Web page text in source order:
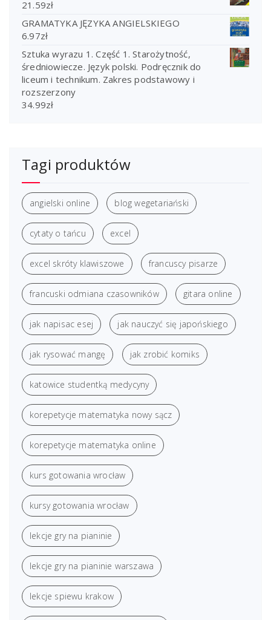
21.59zł
GRAMATYKA JĘZYKA ANGIELSKIEGO
6.97zł
Sztuka wyrazu 1. Część 1. Starożytność,
średniowiecze. Język polski. Podręcznik do
liceum i technikum. Zakres podstawowy i
rozszerzony
34.99zł
Tagi produktów
angielski online blog wegetariański
cytaty o tańcu excel
excel skróty klawiszowe francuscy pisarze
francuski odmiana czasowników gitara online
jak napisac esej jak nauczyć się japońskiego
jak rysować mangę jak zrobić komiks
katowice studentką medycyny
korepetycje matematyka nowy sącz
korepetycje matematyka online
kurs gotowania wrocław
kursy gotowania wrocław
lekcje gry na pianinie
lekcje gry na pianinie warszawa
lekcje spiewu krakow